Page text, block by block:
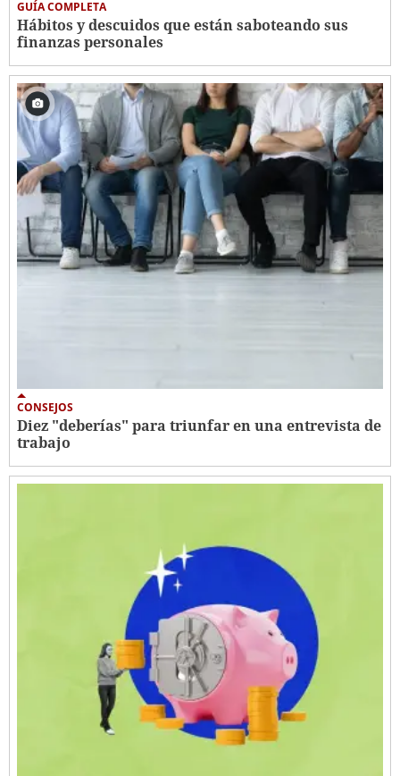
GUÍA COMPLETA
Hábitos y descuidos que están saboteando sus
finanzas personales
CONSEJOS
Diez "deberías" para triunfar en una entrevista de
trabajo